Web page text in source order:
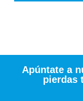
Apúntate a
pierdas